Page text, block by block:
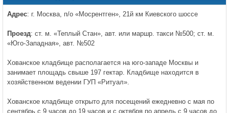
Адрес: г. Москва, п/о «Мосрентген», 21й км Киевского шоссе
Проезд: ст. м. «Теплый Стан», авт. или маршр. такси №500; ст. м.
«Юго-Западная», авт. №502
Хованское кладбище располагается на юго-западе Москвы и
занимает площадь свыше 197 гектар. Кладбище находится в
хозяйственном ведении ГУП «Ритуал».
Хованское кладбище открыто для посещений ежедневно с мая по
сентябрь с 9 часов до 19 часов и с октября по апрель с 9 часов до